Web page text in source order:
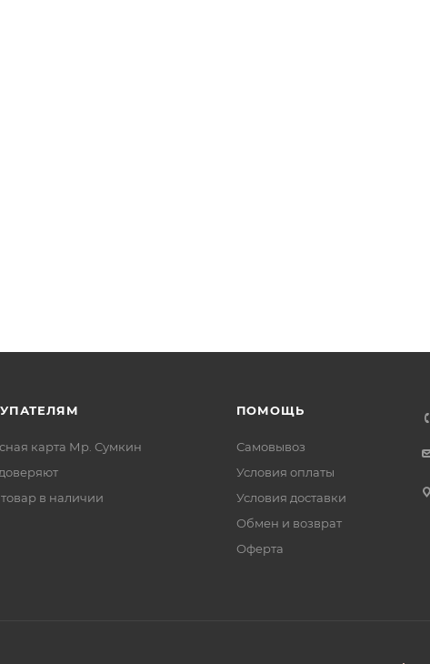
карта Мр. Сумкин
в наличии
ПОМОЩЬ
Самовывоз
Условия оплаты
Условия доставки
Обмен и возврат
Оферта